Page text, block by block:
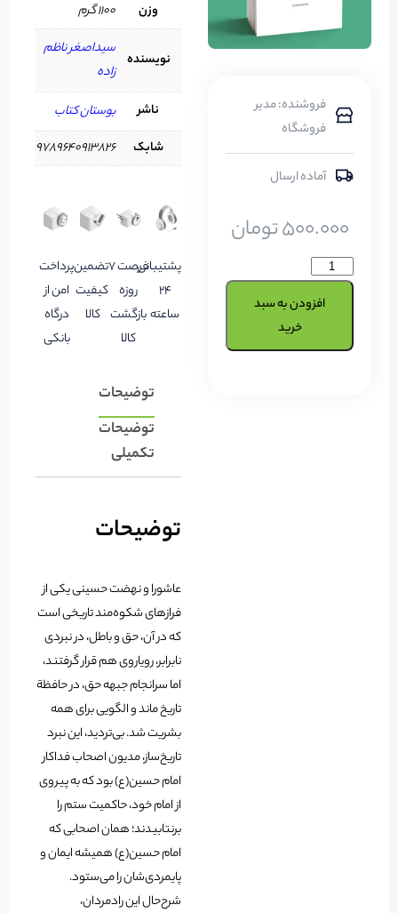
فروشنده: مدیر
فروشگاه
آماده ارسال
500.000تومان
افزودن به سبد
خرید
وزن 1100 گرم
نویسنده
سیداصغر ناظم
زاده
ناشر
بوستان کتاب
شابک
9789640913826‬‬
پشتیبانی
24
ساعته
فرصت 7
روزه
بازگشت
کالا
تضمین
کیفیت
کالا
پرداخت
امن از
درگاه
بانکی
توضیحات
توضیحات
تکمیلی
توضیحات
عاشورا و نهضت حسینی یکی از
فرازهای شکوه‌مند تاریخی است
که در آن، حق و باطل، در نبردی
نابرابر، رویاروی هم قرار گرفتند،
اما سرانجام جبهه حق، در حافظة
تاریخ ماند و الگویی برای همه
بشریت شد. بی‌تردید، این نبرد
تاریخ‌ساز، مدیون اصحاب فداکار
امام حسین(ع) بود که به پیروی
از امام خود، حاکمیت ستم را
برنتابیدند؛ همان اصحابی که
امام حسین(ع) همیشه ایمان و
پایمردی‌شان را می‌ستود.
شرح‌حال این راد‌مردان،